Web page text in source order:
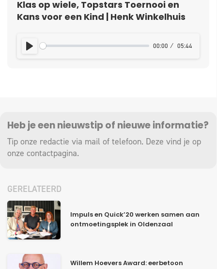
Klas op wiele, Topstars Toernooi en
Kans voor een Kind | Henk Winkelhuis
PLAY 00:00 05:44
Heb je een nieuwstip of nieuwe informatie?
Tip onze redactie via mail of telefoon. Deze vind je op
onze contactpagina.
GERELATEERD
Impuls en Quick’20 werken samen aan
ontmoetingsplek in Oldenzaal
Willem Hoevers Award: eerbetoon